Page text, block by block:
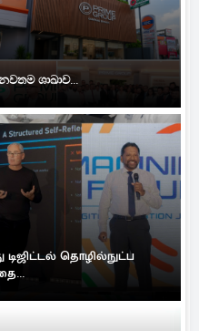
ශාඛාව...
தொழில்நுட்ப